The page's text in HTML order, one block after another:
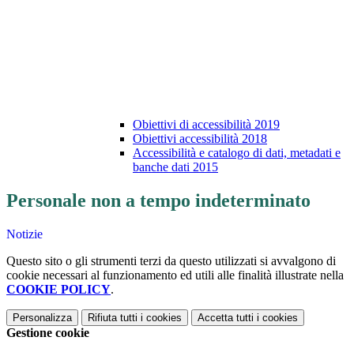
Obiettivi di accessibilità 2019
Obiettivi accessibilità 2018
Accessibilità e catalogo di dati, metadati e
banche dati 2015
Personale non a tempo indeterminato
Notizie
Questo sito o gli strumenti terzi da questo utilizzati si avvalgono di
cookie necessari al funzionamento ed utili alle finalità illustrate nella
COOKIE POLICY.
Personalizza Rifiuta tutti i cookies Accetta tutti i cookies
Gestione cookie